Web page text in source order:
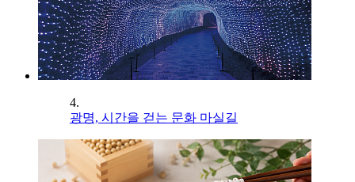
4.
광명, 시간을 걷는 문화 마실길